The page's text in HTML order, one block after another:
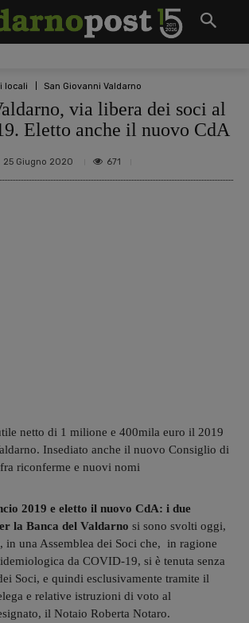
locali San Giovanni Valdarno
via libera dei soci al
Eletto anche il nuovo CdA
25 Giugno 2020 671
netto di 1 milione e 400mila euro il 2019
Insediato anche il nuovo Consiglio di
riconferme e nuovi nomi
2019 e eletto il nuovo CdA: i due
la Banca del Valdarno si sono svolti oggi,
in una Assemblea dei Soci che, in ragione
da COVID-19, si è tenuta senza
Soci, e quindi esclusivamente tramite il
e relative istruzioni di voto al
il Notaio Roberta Notaro.